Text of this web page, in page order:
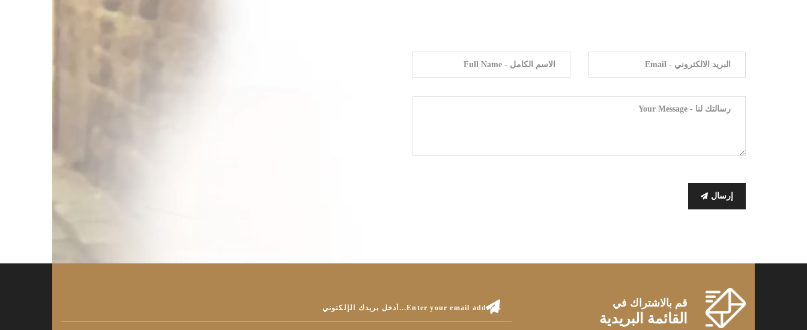
إرسال
قم بالاشتراك في
القائمة البريدية